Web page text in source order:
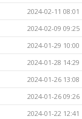
2024-02-11 08:01
2024-02-09 09:25
2024-01-29 10:00
2024-01-28 14:29
2024-01-26 13:08
2024-01-26 09:26
2024-01-22 12:41